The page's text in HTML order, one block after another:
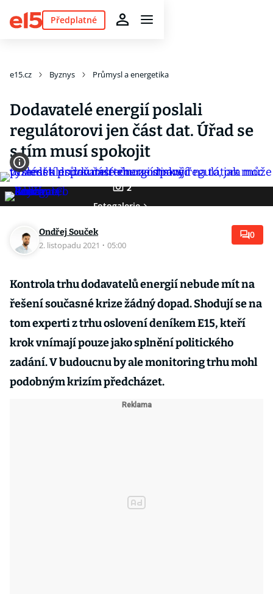
Předplatné
e15.cz Byznys Průmysl a energetika
Dodavatelé energií poslali
regulátorovi jen část dat. Úřad se
s tím musí spokojit
2
Fotogalerie
Ondřej Souček
2. listopadu 2021 · 05:00
0
Kontrola trhu dodavatelů energií nebude mít na
řešení současné krize žádný dopad. Shodují se na
tom experti z trhu oslovení deníkem E15, kteří
krok vnímají pouze jako splnění politického
zadání. V budoucnu by ale monitoring trhu mohl
podobným krizím předcházet.